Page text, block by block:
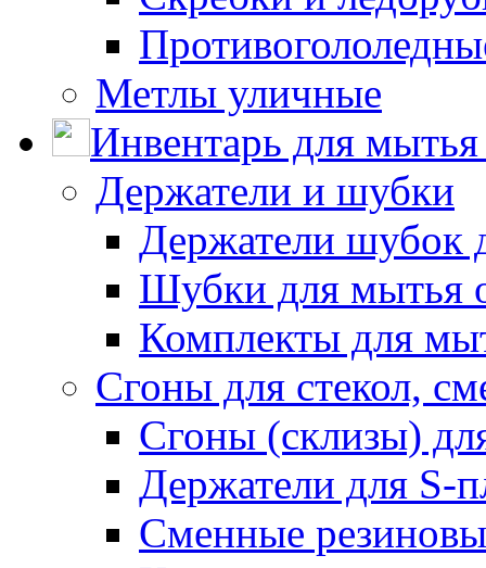
Метлы уличные
Инвентарь для мытья
Держатели и шубки
Держатели шубок
Шубки для мытья
Комплекты для
Сгоны для стекол,
Сгоны (склизы)
Держатели для S-
Сменные